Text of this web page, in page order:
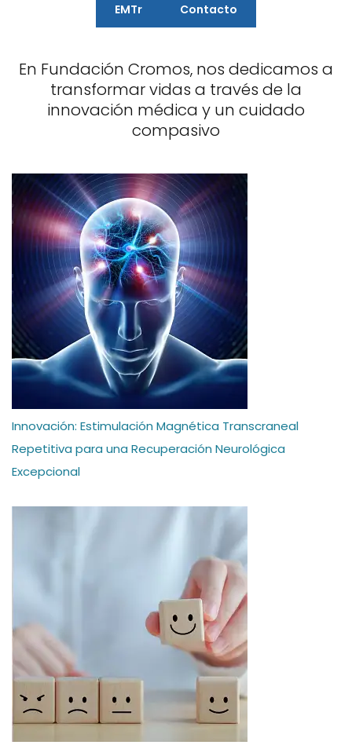
EMTr Contacto
En Fundación Cromos, nos dedicamos a
transformar vidas a través de la
innovación médica y un cuidado
compasivo
Innovación: Estimulación Magnética Transcraneal
Repetitiva para una Recuperación Neurológica
Excepcional